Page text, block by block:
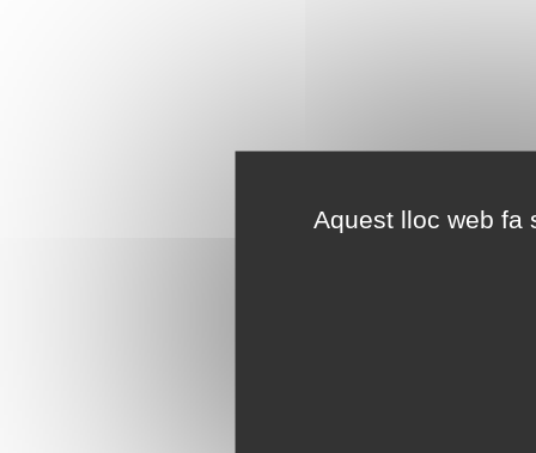
Aquest lloc web fa